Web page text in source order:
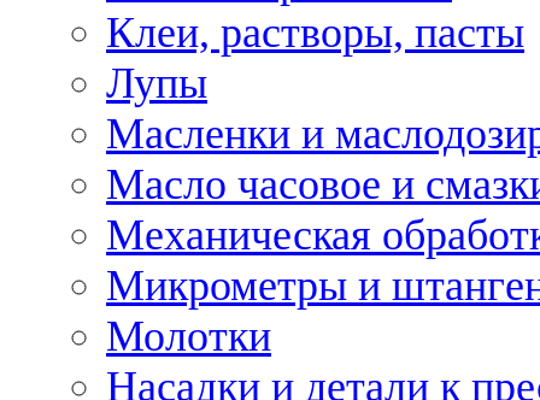
Клеи, растворы, пасты
Лупы
Масленки и
Масло часовое и
Механическая
Микрометры и
Молотки
Насадки и детали к